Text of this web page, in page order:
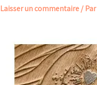
Laisser un commentaire/ Par